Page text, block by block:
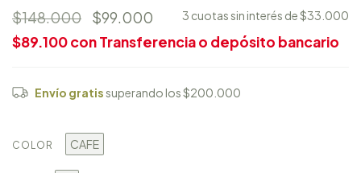
$148.000
$99.000 3 cuotas sin interés de$33.000
$89.100conTransferencia o depósito bancario
Envío gratissuperando los$200.000
COLOR CAFE